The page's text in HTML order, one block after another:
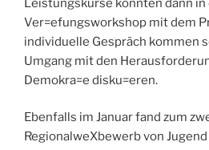
Leistungskurse konnten dann in
Ver=efungsworkshop mit dem
individuelle Gespräch kommen
Umgang mit den
Demokra=e disku=eren.
Ebenfalls im Januar fand zum
RegionalweXbewerb von